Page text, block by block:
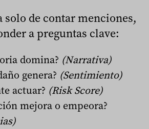
solo de contar menciones,
a preguntas clave:
domina? (Narrativa)
genera? (Sentimiento)
actuar? (Risk Score)
mejora o empeora?